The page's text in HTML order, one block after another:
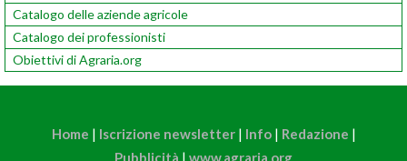
Catalogo delle aziende agricole
Catalogo dei professionisti
Obiettivi di Agraria.org
Home | Iscrizione newsletter| Info| Redazione |
Pubblicità | www.agraria.org